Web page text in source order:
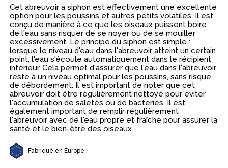
Cet abreuvoir à siphon est effectivement une excellente
option pour les poussins et autres petits volatiles. Il est
conçu de manière à ce que les oiseaux puissent boire
de l'eau sans risquer de se noyer ou de se mouiller
excessivement. Le principe du siphon est simple :
lorsque le niveau d'eau dans l'abreuvoir atteint un certain
point, l'eau s'écoule automatiquement dans le récipient
inférieur. Cela permet d'assurer que l'eau dans l'abreuvoir
reste à un niveau optimal pour les poussins, sans risque
de débordement. Il est important de noter que cet
abreuvoir doit être régulièrement nettoyé pour éviter
l'accumulation de saletés ou de bactéries. Il est
également important de remplir régulièrement
l'abreuvoir avec de l'eau propre et fraîche pour assurer la
santé et le bien-être des oiseaux.
Fabriqué en Europe